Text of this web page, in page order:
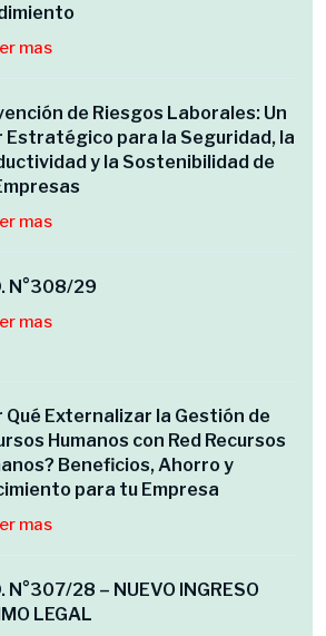
mas
de Riesgos Laborales: Un
Estratégico para la Seguridad, la
y la Sostenibilidad de
mas
N°308/29
mas
Qué Externalizar la Gestión de
Humanos con Red Recursos
Beneficios, Ahorro y
para tu Empresa
mas
N°307/28 – NUEVO INGRESO
LEGAL